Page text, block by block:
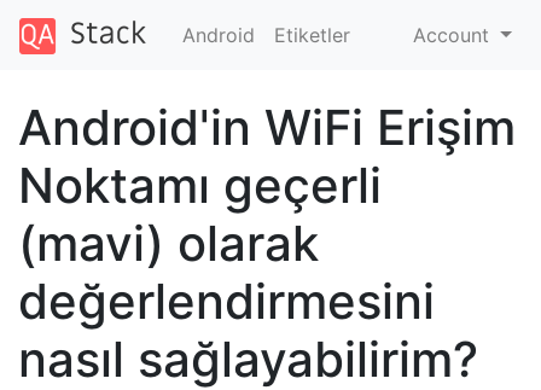
Android Etiketler Account
Android'in WiFi Erişim
Noktamı geçerli
(mavi) olarak
değerlendirmesini
nasıl sağlayabilirim?